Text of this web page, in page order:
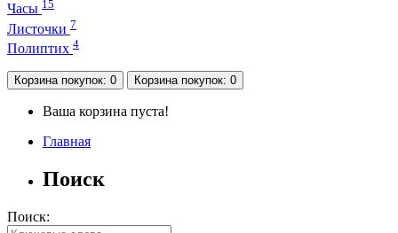
Часы 15
Листочки 7
Полиптих 4
Корзинапокупок: 0 Корзинапокупок: 0
Ваша корзина пуста!
Главная
Поиск
Поиск: